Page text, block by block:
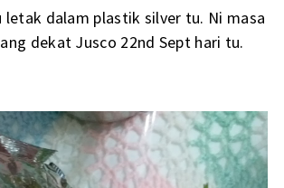
letak dalam plastik silver tu. Ni masa
dekat Jusco 22nd Sept hari tu.